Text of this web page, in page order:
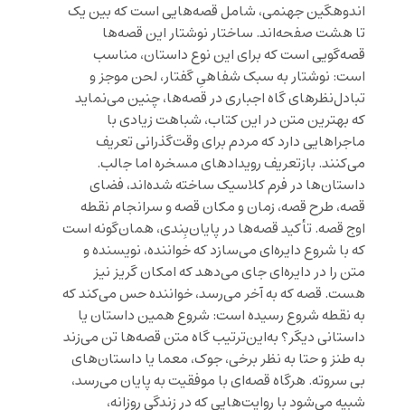
اندوهگین جهنمی، شامل قصه‌هایی است که بین یک
تا هشت صفحه‌اند. ساختار نوشتار این قصه‌ها
قصه‌گویی است که برای این نوع داستان، مناسب
است: نوشتار به سبک شفاهیِ گفتار، لحن موجز و
تبادل‌نظرهای گاه اجباری در قصه‌ها، چنین می‌نماید
که بهترین متن در این کتاب، شباهت زیادی با
ماجراهایی دارد که مردم برای وقت‌گذرانی تعریف
می‌کنند. بازتعریف رویدادهای مسخره اما جالب.
داستان‌ها در فرم کلاسیک ساخته شده‌اند، فضای
قصه، طرح قصه، زمان و مکان قصه و سرانجام نقطه
اوج قصه. تأکید قصه‌ها در پایان‌بِندی، همان‌گونه است
که با شروع دایره‌ای می‌سازد که خواننده، نویسنده و
متن را در دایره‌ای جای می‌دهد که امکان گریز نیز
هست. قصه که به آخر می‌رسد، خواننده حس می‌کند که
به نقطه شروع رسیده است: شروع همین داستان یا
داستانی دیگر؟ به‌این‌ترتیب گاه متن قصه‌ها تن می‌زند
به طنز و حتا به نظر برخی، جوک، معما یا داستان‌های
بی سروته. هرگاه قصه‌ای با موفقیت به پایان می‌رسد،
شبیه می‌شود با روایت‌هایی که در زندگی روزانه،